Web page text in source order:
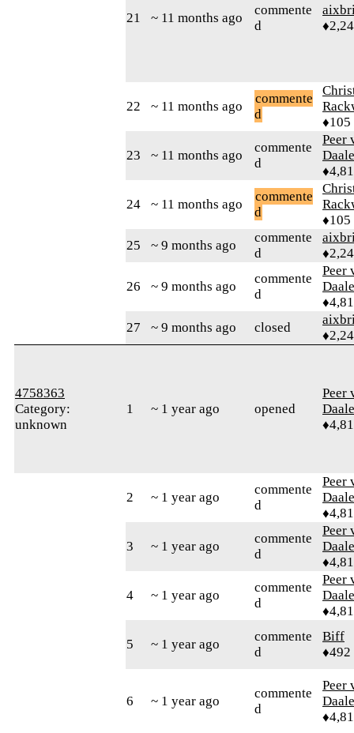
21 ~ 11 months ago
commente
d
22 ~ 11 months ago
commente
d
♦105
23 ~ 11 months ago
commente
d
Peer
24 ~ 11 months ago
commente
d
♦105
25
~ 9 months ago
commente
d
26 ~ 9 months ago
commente
d
Peer
27
~ 9 months ago closed
4758363
Category:
unknown
1 ~ 1 year ago opened
Peer
2 ~ 1 year ago
commente
d
Peer
3 ~ 1 year ago
commente
d
Peer
4 ~ 1 year ago
commente
d
Peer
5 ~ 1 year ago
commente
d
Biff
♦492
6 ~ 1 year ago
commente
d
Peer